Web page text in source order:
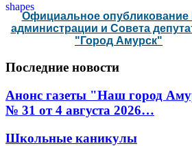
Официальное
администрации и Совета
"Город Амурск"
Последние новости
Анонс газеты "Наш город
№ 31 от 4 августа 2026…
Школьные каникулы